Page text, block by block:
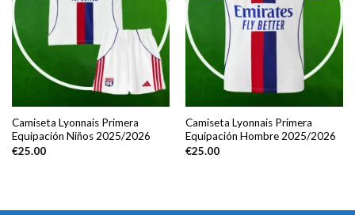
Camiseta Lyonnais Primera
Equipación Niños 2025/2026
€25.00
Camiseta Lyonnais Primera
Equipación Hombre 2025/2026
€25.00